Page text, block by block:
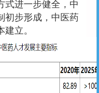
式进一步健全，中
初步形成，中医药
立。